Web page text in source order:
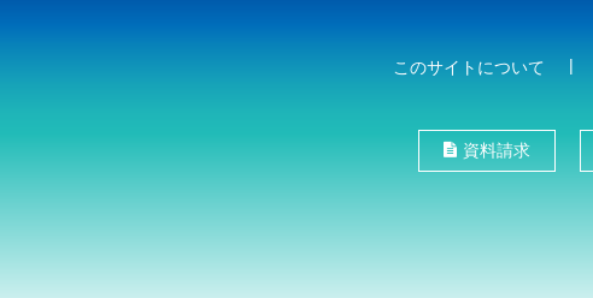
このサイトについて
資料請求